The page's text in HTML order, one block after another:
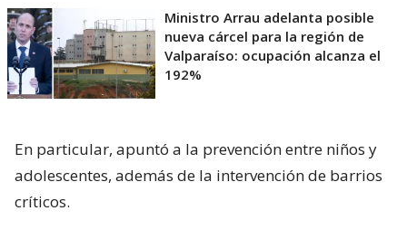
Ministro Arrau adelanta posible
nueva cárcel para la región de
Valparaíso: ocupación alcanza el
192%
En particular, apuntó a la prevención entre niños y
adolescentes, además de la intervención de barrios
críticos.